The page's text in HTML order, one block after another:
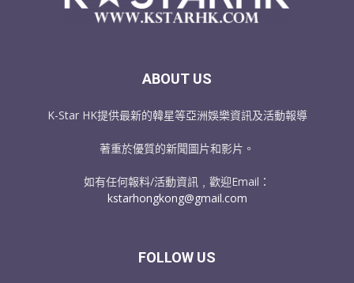
ABOUT US
K-Star HK提供最新的韓星等亞洲娛樂資訊及活動報導
著重於優質的新聞圖片和影片。
如有任何報料/活動資訊﹐歡迎Email：
kstarhongkong@gmail.com
FOLLOW US